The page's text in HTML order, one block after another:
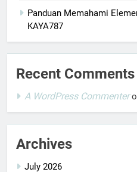
Panduan Memahami
KAYA787
Recent Comments
A WordPress Commenter
Archives
July 2026